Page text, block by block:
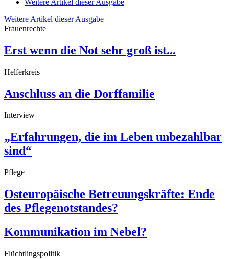
Weitere Artikel dieser Ausgabe
Frauenrechte
Erst wenn die Not sehr groß ist...
Helferkreis
Anschluss an die Dorffamilie
Interview
„Erfahrungen, die im Leben unbezahlbar
sind“
Pflege
Osteuropäische Betreuungskräfte: Ende
des Pflegenotstandes?
Kommunikation im Nebel?
Flüchtlingspolitik